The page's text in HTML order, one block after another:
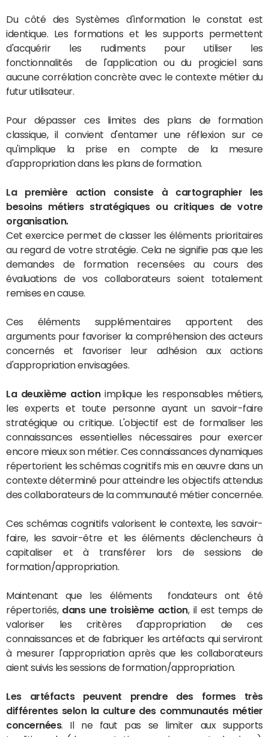
Du côté des Systèmes d'information le constat est
identique. Les formations et les supports permettent
d'acquérir les rudiments pour utiliser les
fonctionnalités de l'application ou du progiciel sans
aucune corrélation concrète avec le contexte métier du
futur utilisateur.
Pour dépasser ces limites des plans de formation
classique, il convient d'entamer une réflexion sur ce
qu'implique la prise en compte de la mesure
d'appropriation dans les plans de formation.
La première action consiste à cartographier les
besoins métiers stratégiques ou critiques de votre
organisation.
Cet exercice permet de classer les éléments prioritaires
au regard de votre stratégie. Cela ne signifie pas que les
demandes de formation recensées au cours des
évaluations de vos collaborateurs soient totalement
remises en cause.
Ces éléments supplémentaires apportent des
arguments pour favoriser la compréhension des acteurs
concernés et favoriser leur adhésion aux actions
d'appropriation envisagées.
La deuxième actionimplique les responsables métiers,
les experts et toute personne ayant un savoir-faire
stratégique ou critique. L'objectif est de formaliser les
connaissances essentielles nécessaires pour exercer
encore mieux son métier. Ces connaissances dynamiques
répertorient les schémas cognitifs mis en œuvre dans un
contexte déterminé pour atteindre les objectifs attendus
des collaborateurs de la communauté métier concernée.
Ces schémas cognitifs valorisent le contexte, les savoir-
faire, les savoir-être et les éléments déclencheurs à
capitaliser et à transférer lors de sessions de
formation/appropriation.
Maintenant que les éléments fondateurs ont été
répertoriés, dans une troisième action, il est temps de
valoriser les critères d'appropriation de ces
connaissances et de fabriquer les artéfacts qui serviront
à mesurer l'appropriation après que les collaborateurs
aient suivis les sessions de formation/appropriation.
Les artéfacts peuvent prendre des formes très
différentes selon la culture des communautés métier
concernées. Il ne faut pas se limiter aux supports